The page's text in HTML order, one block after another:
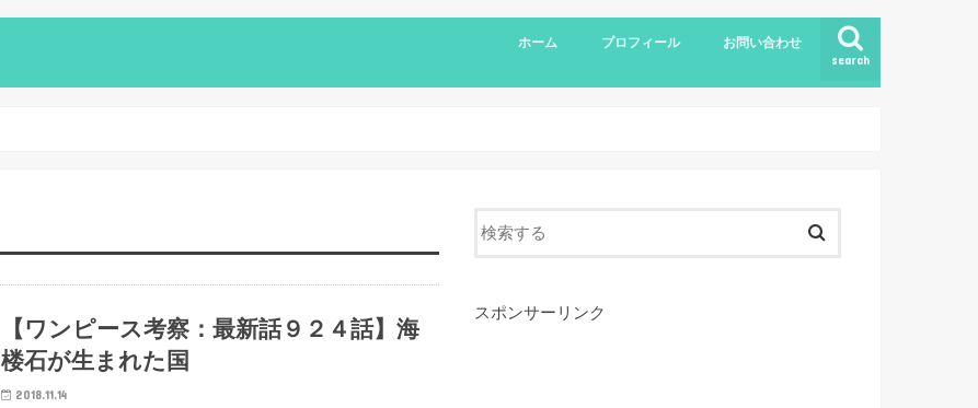
search
ホーム プロフィール お問い合わせ
【ワンピース考察：最新話９２４話】海
楼石が生まれた国
2018.11.14
スポンサーリンク